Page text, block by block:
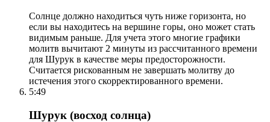
Солнце должно находиться чуть ниже горизонта, но
если вы находитесь на вершине горы, оно может стать
видимым раньше. Для учета этого многие графики
молитв вычитают 2 минуты из рассчитанного времени
для Шурук в качестве меры предосторожности.
Считается рискованным не завершать молитву до
истечения этого скорректированного времени.
5:49
Шурук (восход солнца)